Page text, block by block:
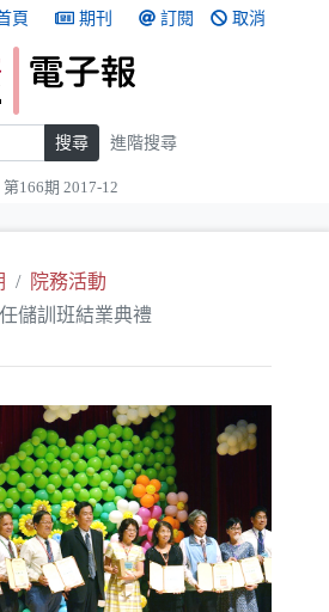
頁 期刊 訂閱 取消
搜尋 進階搜尋
第166期 2017-12
院務活動
儲訓班結業典禮
Next